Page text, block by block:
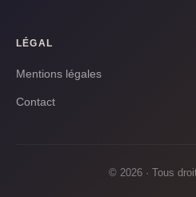
LÉGAL
Mentions légales
Contact
© 2026 · Tous